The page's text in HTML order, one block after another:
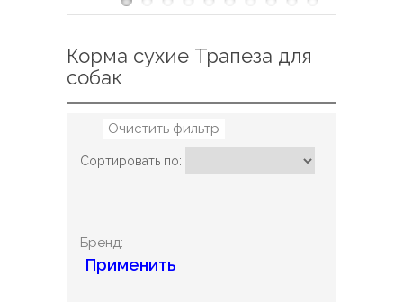
Корма сухие Трапеза для
собак
Очистить фильтр
Сортировать по:
Бренд:
Применить